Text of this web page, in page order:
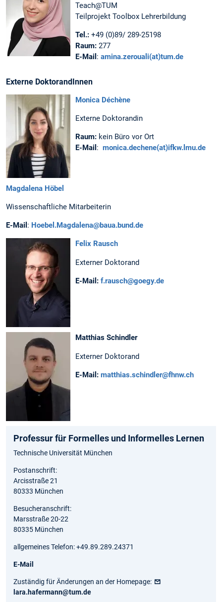
Teach@TUM
Teilprojekt Toolbox Lehrerbildung
Tel.: +49 (0)89/ 289-25198
Raum: 277
E-Mail : amina.zerouali(at)tum.de
Externe DoktorandInnen
Monica Déchène
Externe Doktorandin
Raum: kein Büro vor Ort
E-Mail : monica.dechene(at)ifkw.lmu.de
Magdalena Höbel
Wissenschaftliche Mitarbeiterin
E-Mail : Hoebel.Magdalena@baua.bund.de
Felix Rausch
Externer Doktorand
E-Mail: f.rausch@goegy.de
Matthias Schindler
Externer Doktorand
E-Mail: matthias.schindler@fhnw.ch
Professur für Formelles und Informelles Lernen
Technische Universität München
Postanschrift:
Arcisstraße 21
80333 München
Besucheranschrift:
Marsstraße 20-22
80335 München
allgemeines Telefon: +49.89.289.24371
E-Mail
Zuständig für Änderungen an der Homepage:
lara.hafermann@tum.de